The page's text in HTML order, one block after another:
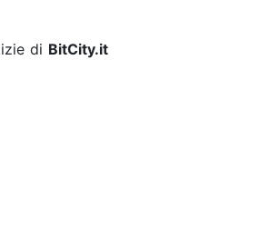
di BitCity.it